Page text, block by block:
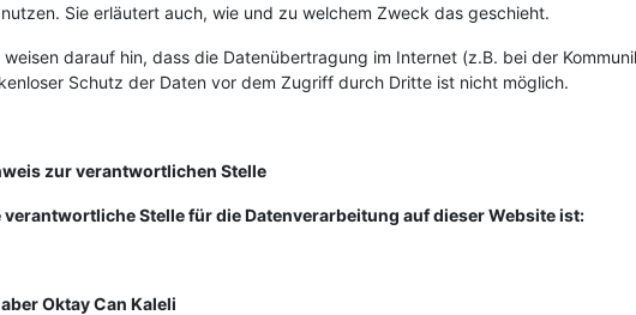
Sie erläutert auch, wie und zu welchem Zweck das geschieht.
weisen darauf hin, dass die Datenübertragung im Internet (z.B. bei der
Schutz der Daten vor dem Zugriff durch Dritte ist nicht möglich.
zur verantwortlichen Stelle
verantwortliche Stelle für die Datenverarbeitung auf dieser Website ist:
Oktay Can Kaleli